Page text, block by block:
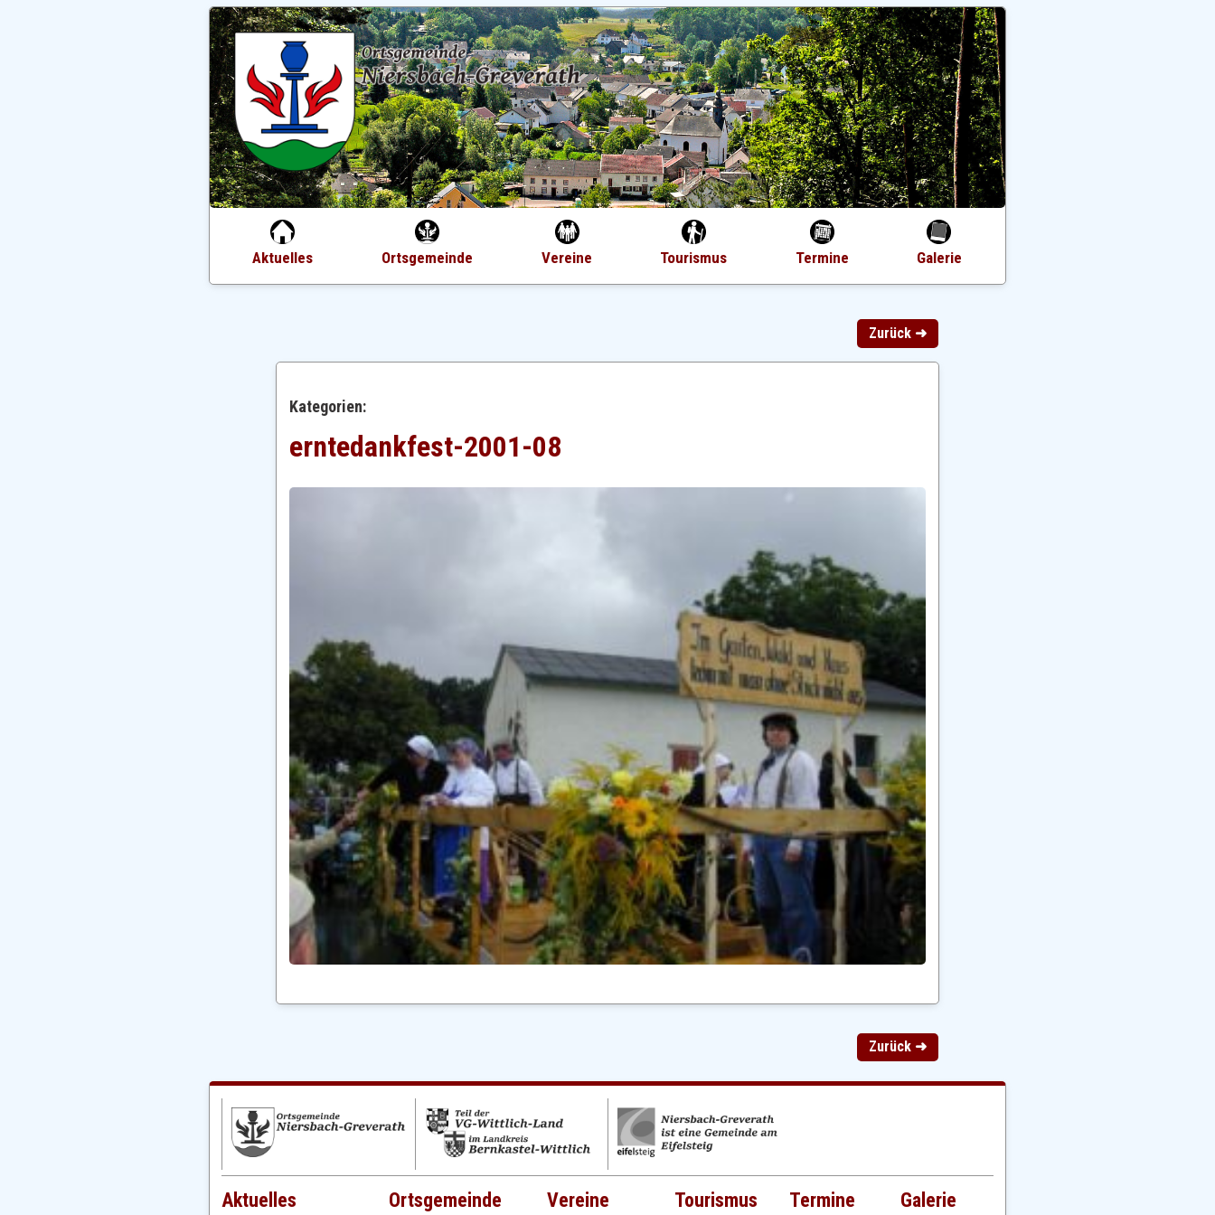
Aktuelles Ortsgemeinde Vereine Tourismus Termine Galerie
Zurück ➜
Kategorien:
erntedankfest-2001-08
Zurück ➜
Aktuelles Ortsgemeinde Vereine Tourismus Termine Galerie